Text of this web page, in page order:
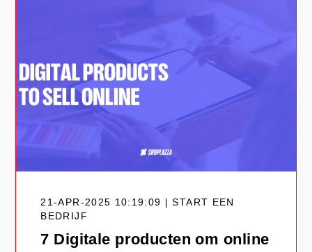
21-APR-2025 10:19:09 | START EEN
BEDRIJF
7 Digitale producten om online